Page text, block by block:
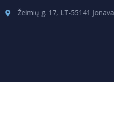
Žeimių g. 17, LT-55141 Jonava